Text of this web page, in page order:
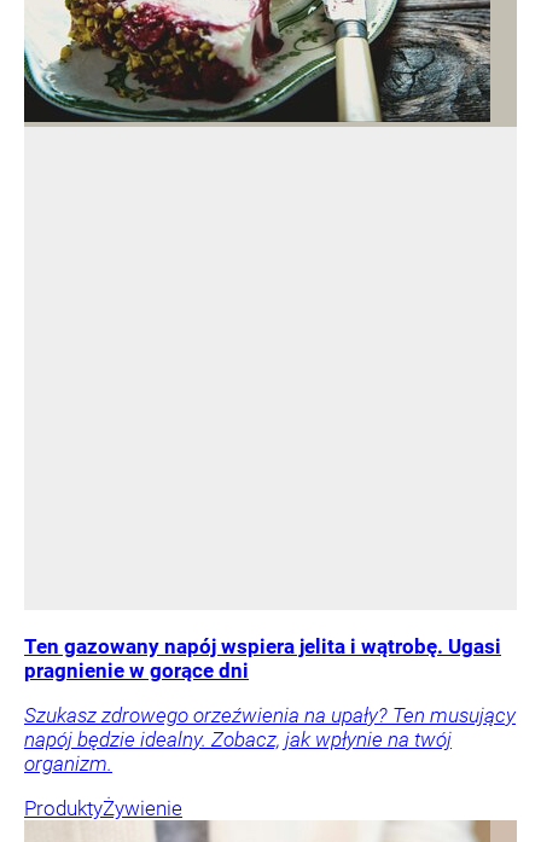
Ten gazowany napój wspiera jelita i wątrobę. Ugasi
pragnienie w gorące dni
Szukasz zdrowego orzeźwienia na upały? Ten musujący
napój będzie idealny. Zobacz, jak wpłynie na twój
organizm.
ProduktyŻywienie